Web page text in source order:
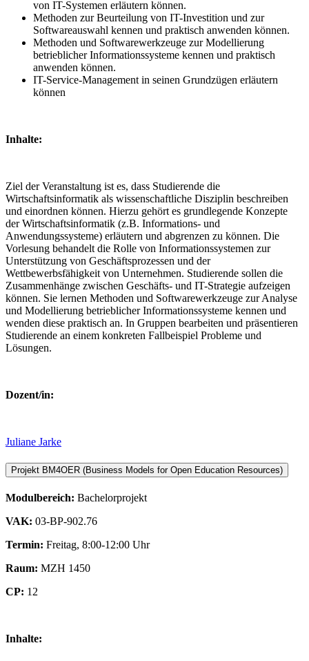
von IT-Systemen erläutern können.
Methoden zur Beurteilung von IT-Investition und zur
Softwareauswahl kennen und praktisch anwenden können.
Methoden und Softwarewerkzeuge zur Modellierung
betrieblicher Informationssysteme kennen und praktisch
anwenden können.
IT-Service-Management in seinen Grundzügen erläutern
können
Inhalte:
Ziel der Veranstaltung ist es, dass Studierende die
Wirtschaftsinformatik als wissenschaftliche Disziplin beschreiben
und einordnen können. Hierzu gehört es grundlegende Konzepte
der Wirtschaftsinformatik (z.B. Informations- und
Anwendungssysteme) erläutern und abgrenzen zu können. Die
Vorlesung behandelt die Rolle von Informationssystemen zur
Unterstützung von Geschäftsprozessen und der
Wettbewerbsfähigkeit von Unternehmen. Studierende sollen die
Zusammenhänge zwischen Geschäfts- und IT-Strategie aufzeigen
können. Sie lernen Methoden und Softwarewerkzeuge zur Analyse
und Modellierung betrieblicher Informationssysteme kennen und
wenden diese praktisch an. In Gruppen bearbeiten und präsentieren
Studierende an einem konkreten Fallbeispiel Probleme und
Lösungen.
Dozent/in:
Juliane Jarke
Projekt BM4OER (Business Models for Open Education Resources)
Modulbereich: Bachelorprojekt
VAK: 03-BP-902.76
Termin: Freitag, 8:00-12:00 Uhr
Raum: MZH 1450
CP: 12
Inhalte: